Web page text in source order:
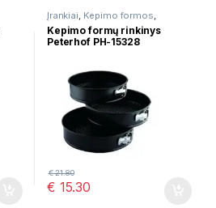
Įrankiai, Kepimo formos,
Virtuvės įrankių rinkiniai
Kepimo formų rinkinys
Peterhof PH-15328
€ 15.30
€21.80